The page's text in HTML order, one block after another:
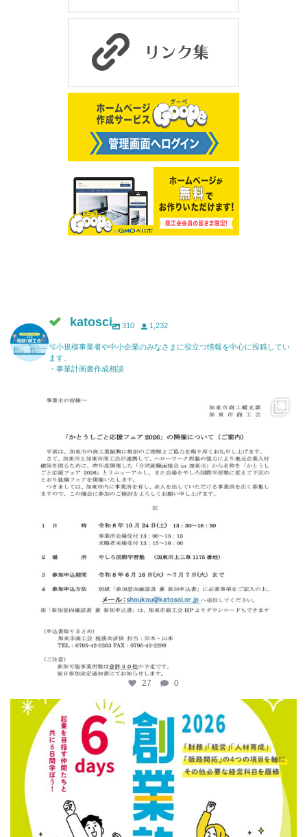
katosci 310 1,232
🫧小規模事業者や中小企業のみなさまに役立つ情報を中心に投稿してい
ます。
・事業計画書作成相談
27 0
katosci
6月 12